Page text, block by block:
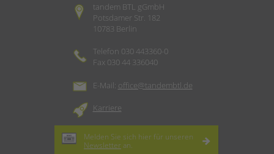
tandem BTL gGmbH
Potsdamer Str. 182
10783 Berlin
Telefon 030 443360-0
Fax 030 44 336040
E-Mail: office@tandembtl.de
Karriere
Melden Sie sich hier für unseren
Newsletter an.